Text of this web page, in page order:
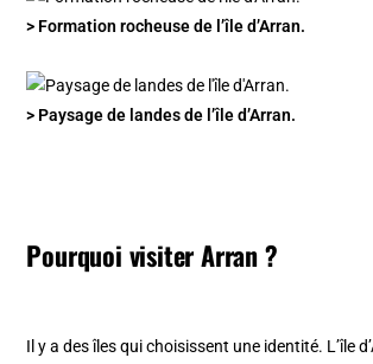
> Formation rocheuse de l’île d’Arran.
> Paysage de landes de l’île d’Arran.
Pourquoi visiter Arran ?
Il y a des îles qui choisissent une identité. L’île